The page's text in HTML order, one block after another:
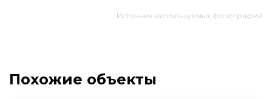
Источник используемых фотографий
Похожие объекты